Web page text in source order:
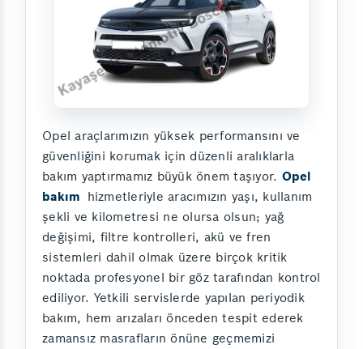
Opel araçlarımızın yüksek performansını ve
güvenliğini korumak için düzenli aralıklarla
bakım yaptırmamız büyük önem taşıyor. Opel
bakım hizmetleriyle aracımızın yaşı, kullanım
şekli ve kilometresi ne olursa olsun; yağ
değişimi, filtre kontrolleri, akü ve fren
sistemleri dahil olmak üzere birçok kritik
noktada profesyonel bir göz tarafından kontrol
ediliyor. Yetkili servislerde yapılan periyodik
bakım, hem arızaları önceden tespit ederek
zamansız masrafların önüne geçmemizi